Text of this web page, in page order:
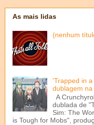
As mais lidas
(nenhum
'Trapped in
dublagem
A
dublada de
Sim: The
is Tough for Mobs",